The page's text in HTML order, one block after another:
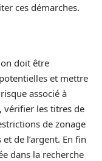
ces démarches.
doit être
et mettre
associé à
vérifier les titres de
de zonage
de l’argent. En fin
dans la recherche